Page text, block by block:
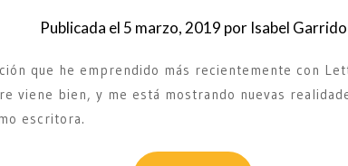
Publicada el 5 marzo, 2019 por Isabel Garrido
que he emprendido más recientemente con
viene bien, y me está mostrando nuevas
escritora.